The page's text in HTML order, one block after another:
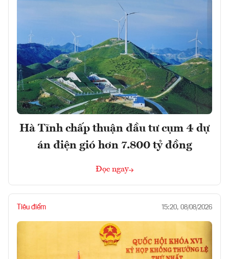
Hà Tĩnh chấp thuận đầu tư cụm 4 dự
án điện gió hơn 7.800 tỷ đồng
Đọc ngay
Tiêu điểm 15:20, 08/08/2026